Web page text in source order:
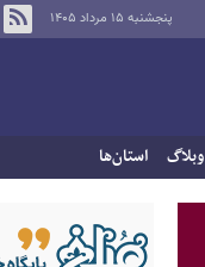
پنجشنبه ۱۵ مرداد ۱۴۰۵
وبلاگ استان‌ها